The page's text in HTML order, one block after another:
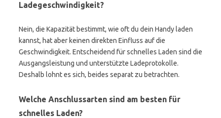
Ladegeschwindigkeit?
Nein, die Kapazität bestimmt, wie oft du dein Handy laden
kannst, hat aber keinen direkten Einfluss auf die
Geschwindigkeit. Entscheidend für schnelles Laden sind die
Ausgangsleistung und unterstützte Ladeprotokolle.
Deshalb lohnt es sich, beides separat zu betrachten.
Welche Anschlussarten sind am besten für
schnelles Laden?